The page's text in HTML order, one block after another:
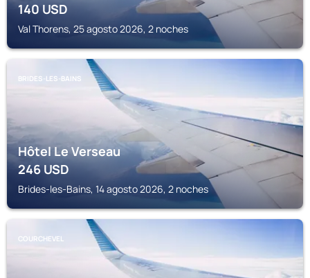
140USD
Val Thorens, 25 agosto 2026, 2 noches
BRIDES-LES-BAINS
Hôtel Le Verseau
246USD
Brides-les-Bains, 14 agosto 2026, 2 noches
COURCHEVEL